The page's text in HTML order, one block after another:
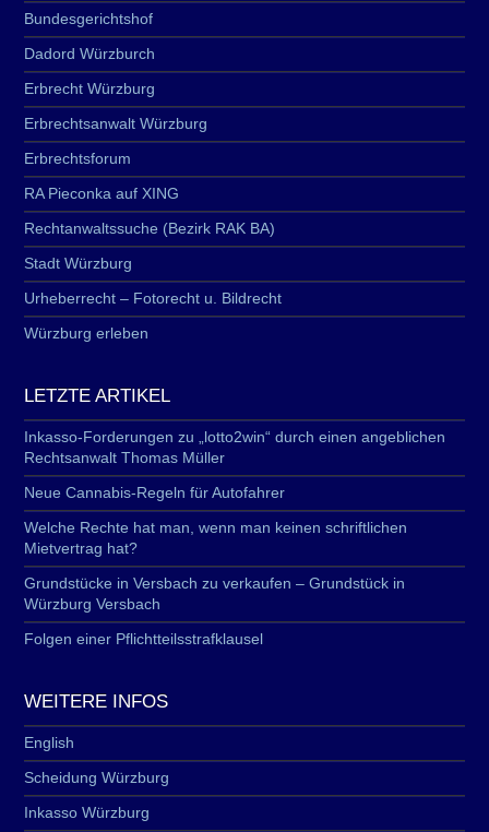
Bundesgerichtshof
Dadord Würzburch
Erbrecht Würzburg
Erbrechtsanwalt Würzburg
Erbrechtsforum
RA Pieconka auf XING
Rechtanwaltssuche (Bezirk RAK BA)
Stadt Würzburg
Urheberrecht – Fotorecht u. Bildrecht
Würzburg erleben
LETZTE ARTIKEL
Inkasso-Forderungen zu „lotto2win“ durch einen angeblichen
Rechtsanwalt Thomas Müller
Neue Cannabis-Regeln für Autofahrer
Welche Rechte hat man, wenn man keinen schriftlichen
Mietvertrag hat?
Grundstücke in Versbach zu verkaufen – Grundstück in
Würzburg Versbach
Folgen einer Pflichtteilsstrafklausel
WEITERE INFOS
English
Scheidung Würzburg
Inkasso Würzburg